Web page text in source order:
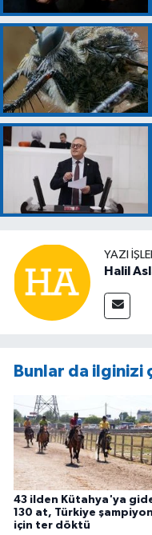
YAZI
Halil
Bunlar da ilginizi
43 ilden Kütahya'ya
130 at, Türkiye
için ter döktü